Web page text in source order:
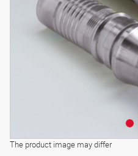
The product image may differ